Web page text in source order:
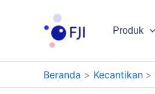
Produk
Beranda Kecantikan